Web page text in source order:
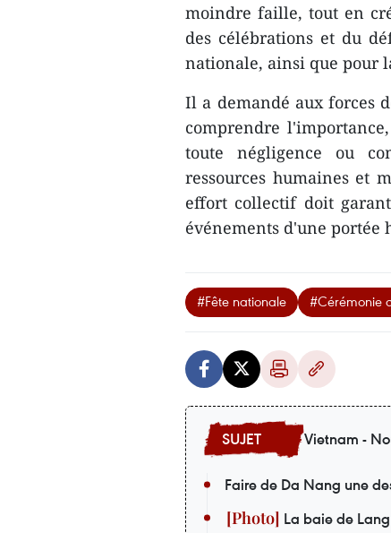
moindre faille, tout en
des célébrations et du
nationale, ainsi que pour
Il a demandé aux forces
comprendre
toute négligence ou
ressources humaines et
effort collectif doit
événements d'une portée
#Fête nationale #Cérémonie
Vietnam -
Faire de Da Nang une
La baie de